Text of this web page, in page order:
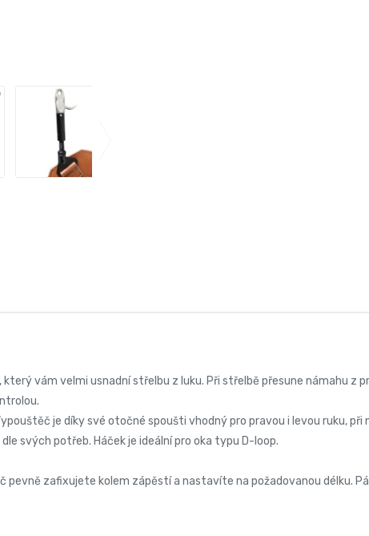
vám velmi usnadní střelbu z luku. Při střelbě přesune námahu z
je díky své otočné spoušti vhodný pro pravou i levou ruku,
svých potřeb. Háček je ideální pro oka typu D-loop.
pevně zafixujete kolem zápěstí a nastavíte na požadovanou délku.